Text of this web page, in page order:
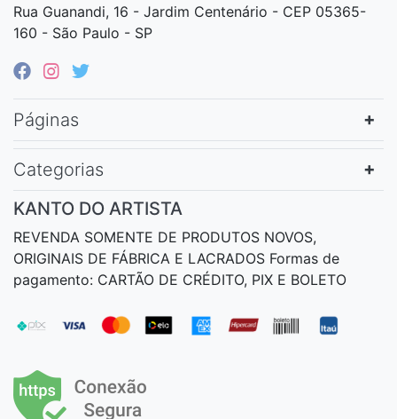
Rua Guanandi, 16 - Jardim Centenário - CEP 05365-
160 - São Paulo - SP
Páginas
Categorias
KANTO DO ARTISTA
REVENDA SOMENTE DE PRODUTOS NOVOS,
ORIGINAIS DE FÁBRICA E LACRADOS Formas de
pagamento: CARTÃO DE CRÉDITO, PIX E BOLETO